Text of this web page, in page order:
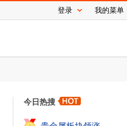
今日热搜
登录 我的菜单